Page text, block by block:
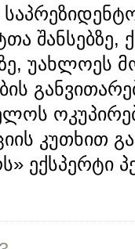
შანსებზე,
უახლოეს
კუთხით
ექსპერტი